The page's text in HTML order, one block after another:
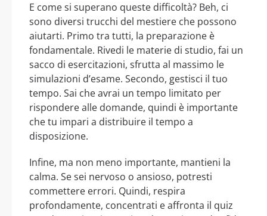
E come si superano queste difficoltà? Beh, ci
sono diversi trucchi del mestiere che possono
aiutarti. Primo tra tutti, la preparazione è
fondamentale. Rivedi le materie di studio, fai un
sacco di esercitazioni, sfrutta al massimo le
simulazioni d’esame. Secondo, gestisci il tuo
tempo. Sai che avrai un tempo limitato per
rispondere alle domande, quindi è importante
che tu impari a distribuire il tempo a
disposizione.
Infine, ma non meno importante, mantieni la
calma. Se sei nervoso o ansioso, potresti
commettere errori. Quindi, respira
profondamente, concentrati e affronta il quiz